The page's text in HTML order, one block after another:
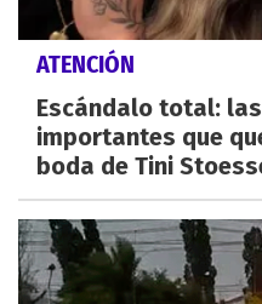
ATENCIÓN
Escándalo total:
importantes que
boda de Tini